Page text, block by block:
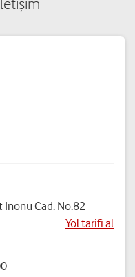
İnönü Cad. No:82
Yol tarifi al